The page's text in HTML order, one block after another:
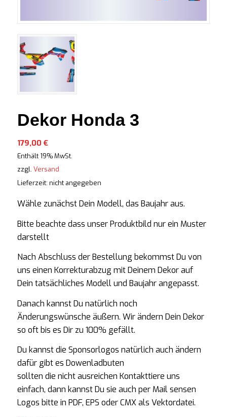
Dekor Honda 3
179,00 €
Enthält 19% MwSt.
zzgl. Versand
Lieferzeit: nicht angegeben
Wähle zunächst Dein Modell, das Baujahr aus.
Bitte beachte dass unser Produktbild nur ein Muster
darstellt
Nach Abschluss der Bestellung bekommst Du von
uns einen Korrekturabzug mit Deinem Dekor auf
Dein tatsächliches Modell und Baujahr angepasst.
Danach kannst Du natürlich noch
Änderungswünsche äußern. Wir ändern Dein Dekor
so oft bis es Dir zu 100% gefällt.
Du kannst die Sponsorlogos natürlich auch ändern
dafür gibt es Dowenladbuten
sollten die nicht ausreichen Kontakttiere uns
einfach, dann kannst Du sie auch per Mail sensen
Logos bitte in PDF, EPS oder CMX als Vektordatei.